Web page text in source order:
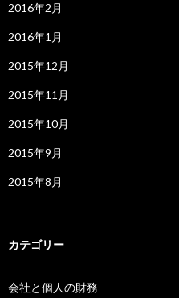
2016年2月
2016年1月
2015年12月
2015年11月
2015年10月
2015年9月
2015年8月
カテゴリー
会社と個人の財務